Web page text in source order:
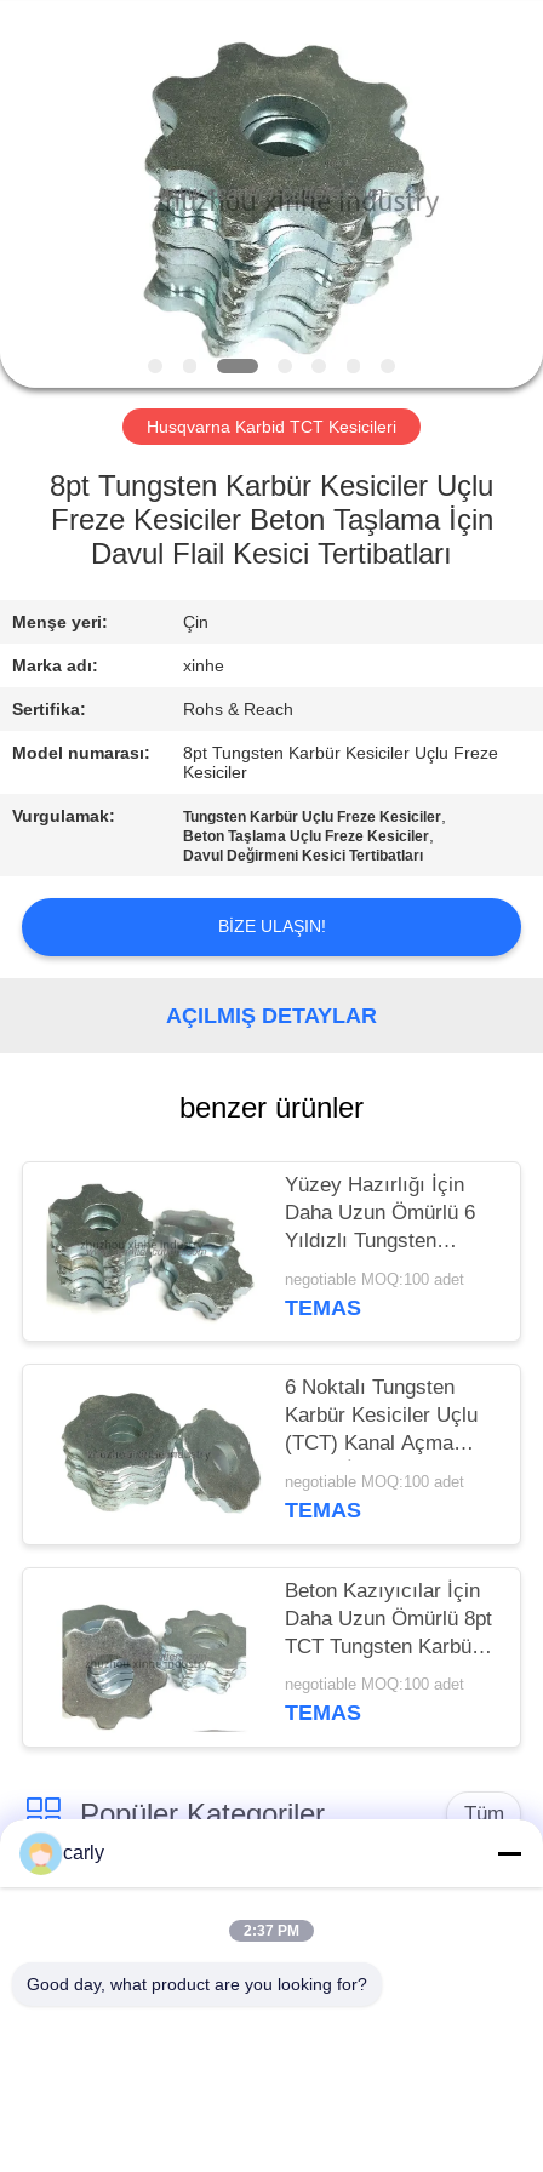
VIDEOLAR
BIZIM
HAKKIMIZDA
FABRIKA
TURU
KONTROLÜ
BIZIMLE
İLETIŞIM
HABERLER
DAVALAR
HARITASI
GIZLILIK
POLITIKASI
Husqvarna Karbid TCT Kesicileri
8pt Tungsten Karbür Kesiciler Uçlu
Freze Kesiciler Beton Taşlama İçin
Davul Flail Kesici Tertibatları
Menşe yeri: Çin
Marka adı: xinhe
Sertifika: Rohs & Reach
Model numarası:
8pt Tungsten Karbür Kesiciler Uçlu Freze
Kesiciler
Vurgulamak: Tungsten Karbür Uçlu Freze Kesiciler,
Beton Taşlama Uçlu Freze Kesiciler,
Davul Değirmeni Kesici Tertibatları
BIZE ULAŞIN!
AÇILMIŞ DETAYLAR
benzer ürünler
Yüzey Hazırlığı İçin
Daha Uzun Ömürlü 6
Yıldızlı Tungsten
Karbür Kesiciler Uçlu
(TCT) Kazıyıcı
negotiable MOQ:100 adet
TEMAS
6 Noktalı Tungsten
Karbür Kesiciler Uçlu
(TCT) Kanal Açma
Yolları İçin Kazıyıcı
Kesiciler
negotiable MOQ:100 adet
TEMAS
Beton Kazıyıcılar İçin
Daha Uzun Ömürlü 8pt
TCT Tungsten Karbür
Kesiciler Yüzey
Hazırlığı
negotiable MOQ:100 adet
TEMAS
Popüler Kategoriler Tüm
Kazıyıcı Kesiciler Çakmak Çubuk
Aralıklayıcılar
Sikatör PCD kesiciler
carly
2:37 PM
Good day, what product are you looking for?